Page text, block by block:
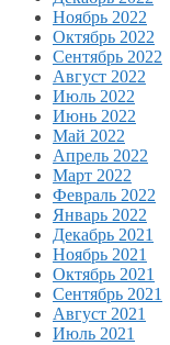
Ноябрь 2022
Октябрь 2022
Сентябрь 2022
Август 2022
Июль 2022
Июнь 2022
Май 2022
Апрель 2022
Март 2022
Февраль 2022
Январь 2022
Декабрь 2021
Ноябрь 2021
Октябрь 2021
Сентябрь 2021
Август 2021
Июль 2021